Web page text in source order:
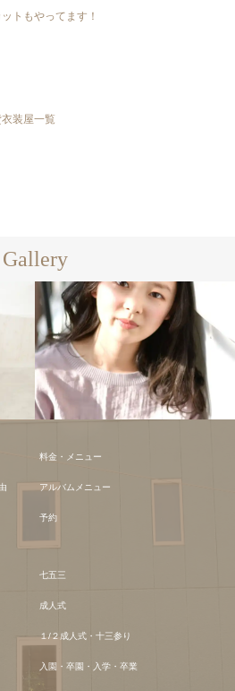
トもやってます！
装屋一覧
Gallery
料金・メニュー
アルバムメニュー
予約
七五三
成人式
１/２成人式・十三参り
入園・卒園・入学・卒業